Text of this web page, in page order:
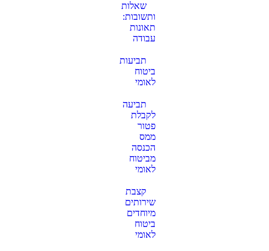
שאלות
ותשובות:
תאונות
עבודה
תביעות
ביטוח
לאומי
תביעה
לקבלת
פטור
ממס
הכנסה
מביטוח
לאומי
קצבת
שירותים
מיוחדים
ביטוח
לאומי